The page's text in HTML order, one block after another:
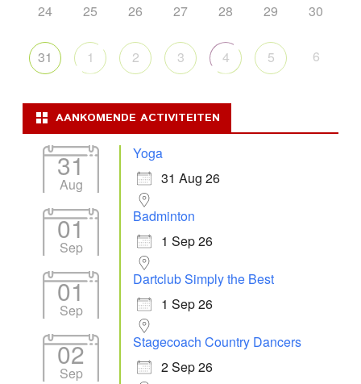
24 25 26 27 28 29 30
31 1 2 3 4 5 6
AANKOMENDE ACTIVITEITEN
31
Aug
Yoga
31 Aug 26
01
Sep
Badminton
1 Sep 26
01
Sep
Dartclub Simply the Best
1 Sep 26
02
Sep
Stagecoach Country Dancers
2 Sep 26